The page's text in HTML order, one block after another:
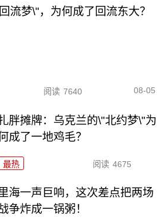
流梦\"，为何成了回流东大？
阅读 7640 08-05
胖摊牌：乌克兰的\"北约梦\"为
成了一地鸡毛？
最热 阅读 4675
海一声巨响，这次差点把两场
争炸成一锅粥！